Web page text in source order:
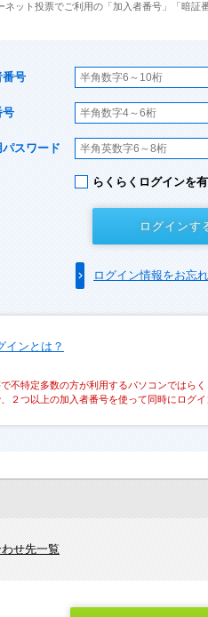
ネット投票でご利用の「加入者番号」「暗証
番号
号
パスワード
らくらくログインを
ログインす
ログイン情報をお忘
インとは？
不特定多数の方が利用するパソコンではら
２つ以上の加入者番号を使って同時にログイ
せ先一覧